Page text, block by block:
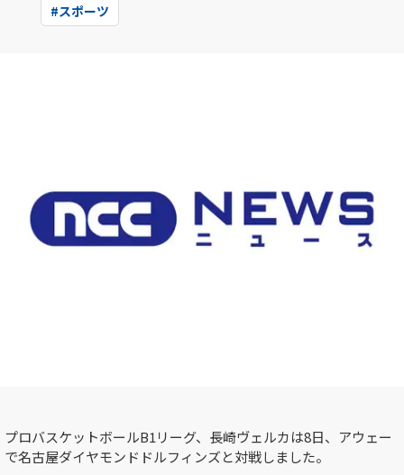
#スポーツ
プロバスケットボールB1リーグ、長崎ヴェルカは8日、アウェー
で名古屋ダイヤモンドドルフィンズと対戦しました。